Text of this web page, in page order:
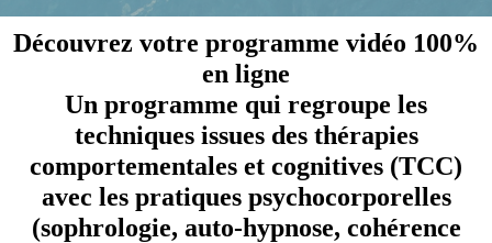
Découvrez votre programme vidéo 100%
en ligne
Un programme qui regroupe les
techniques issues des thérapies
comportementales et cognitives (TCC)
avec les pratiques psychocorporelles
(sophrologie, auto-hypnose, cohérence